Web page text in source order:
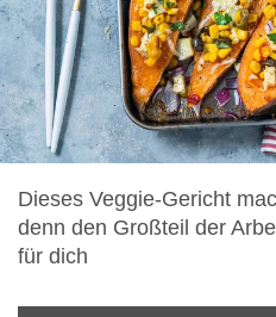
SALATE
DESSERT
SUPPEN
SANDWICHES
Dieses Veggie-Gericht
denn den Großteil der
für dich